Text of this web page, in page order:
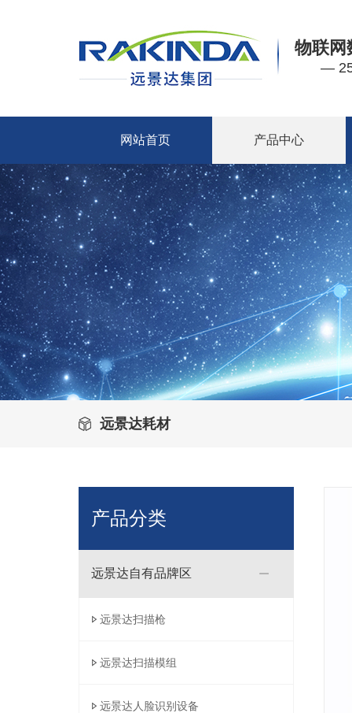
物联网
—
网站首页 产品中心
远景达耗材
产品分类
远景达自有品牌区
远景达扫描枪
远景达扫描模组
远景达人脸识别设备